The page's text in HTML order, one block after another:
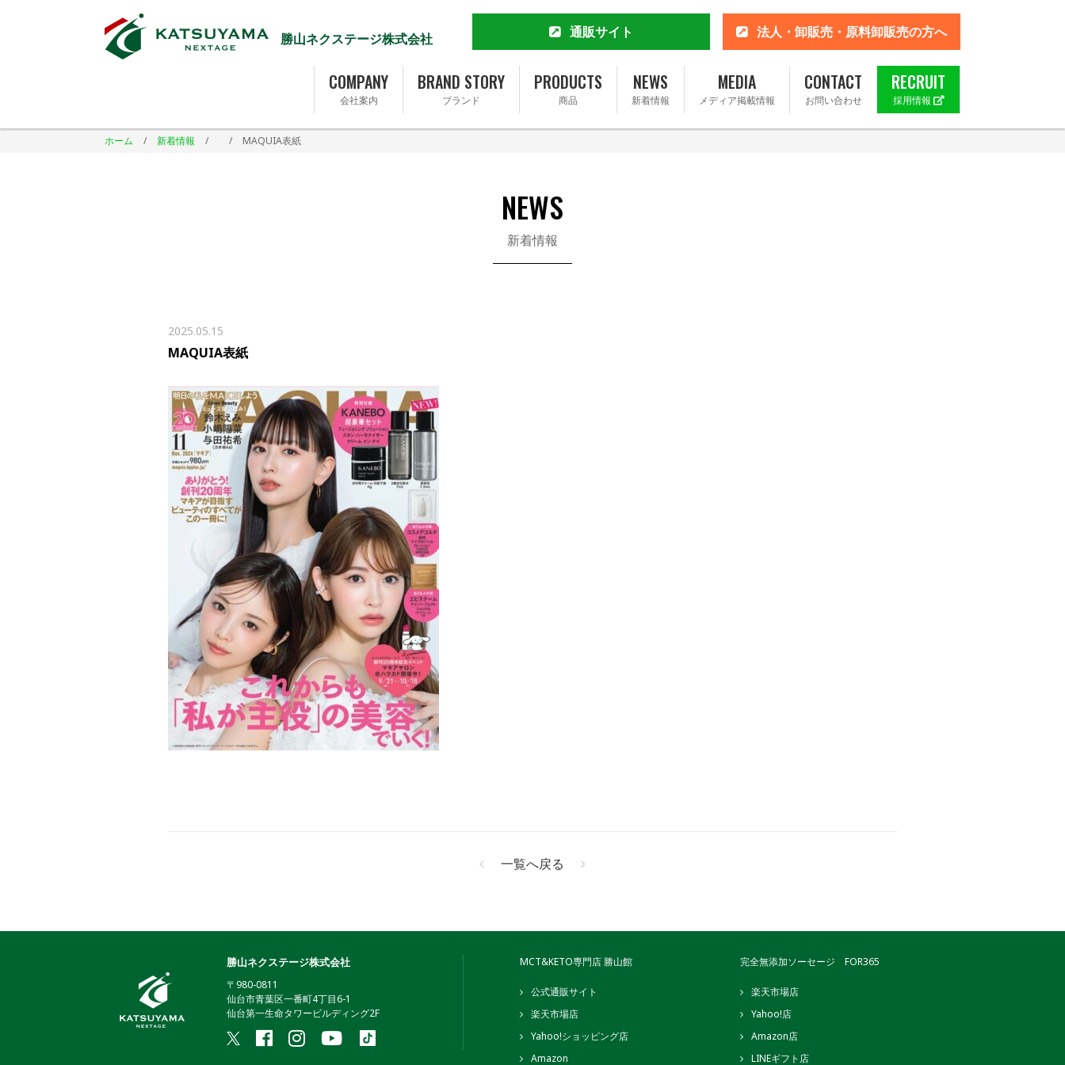
勝山ネクステージ株式会社 通販サイト
公式通販サイト
楽天市場店
Yahoo!ショッピング店
Amazon
法人・卸販売・原料卸販売の方へ
COMPANY
会社案内
BRAND STORY
ブランド
PRODUCTS
商品
NEWS
新着情報
MEDIA
メディア掲載情報
CONTACT
お問い合わせ
RECRUIT
採用情報
ホーム / 新着情報 / / MAQUIA表紙
NEWS
新着情報
2025.05.15
MAQUIA表紙
一覧へ戻る
勝山ネクステージ株式会社
〒980-0811
仙台市青葉区一番町4丁目6-1
仙台第一生命タワービルディング2F
MCT&KETO専門店 勝山館
公式通販サイト
楽天市場店
Yahoo!ショッピング店
Amazon
完全無添加ソーセージ FOR365
楽天市場店
Yahoo!店
Amazon店
LINEギフト店